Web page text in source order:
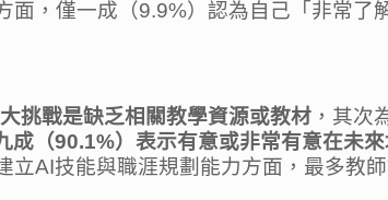
面，僅一成（9.9%）認為自己「非常
挑戰是缺乏相關教學資源或教材 ，其次
成（90.1%）表示有意或非常有意在未
立AI技能與職涯規劃能力方面，最多教